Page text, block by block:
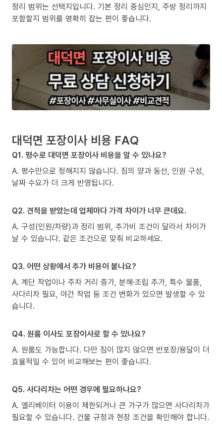
정리 범위는 선택지입니다. 기본 정리 중심인지, 주방 정리까지
포함할지 범위를 명확히 잡는 편이 좋습니다.
대덕면 포장이사 비용 FAQ
Q1. 평수로 대덕면 포장이사 비용을 알 수 있나요?
A. 평수만으로 정해지지 않습니다. 짐의 양과 동선, 인원 구성,
날짜 수요가 더 크게 반영됩니다.
Q2. 견적을 받았는데 업체마다 가격 차이가 너무 큰데요.
A. 구성(인원/차량)과 정리 범위, 추가비 조건이 달라서 차이가
날 수 있습니다. 같은 조건으로 맞춰 비교하세요.
Q3. 어떤 상황에서 추가 비용이 붙나요?
A. 계단 작업이나 주차 거리 증가, 분해·조립 추가, 특수 물품,
사다리차 필요, 야간 작업 등 조건 변화가 있으면 발생할 수 있
습니다.
Q4. 원룸 이사도 포장이사로 할 수 있나요?
A. 원룸도 가능합니다. 다만 짐이 많지 않으면 반포장/용달이 더
효율적일 수 있어 비교해보는 편이 좋습니다.
Q5. 사다리차는 어떤 경우에 필요하나요?
A. 엘리베이터 이용이 제한되거나 큰 가구가 많으면 사다리차가
필요할 수 있습니다. 건물 규정과 현장 조건을 확인해야 합니다.